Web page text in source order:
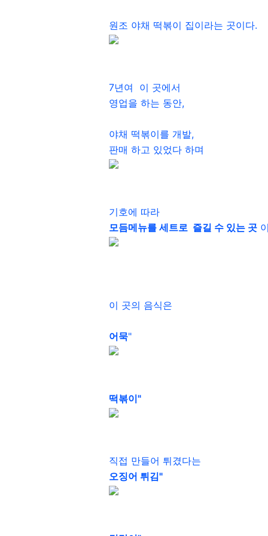
원조 야채 떡볶이 집이라는 곳이다.
7년여 이 곳에서
영업을 하는 동안,
야채 떡볶이를 개발,
판매 하고 있었다 하며
기호에 따라
모듬메뉴를 세트로 즐길 수 있는 곳
이 곳의 음식은
어묵"
떡볶이"
직접 만들어 튀겼다는
오징어 튀김"